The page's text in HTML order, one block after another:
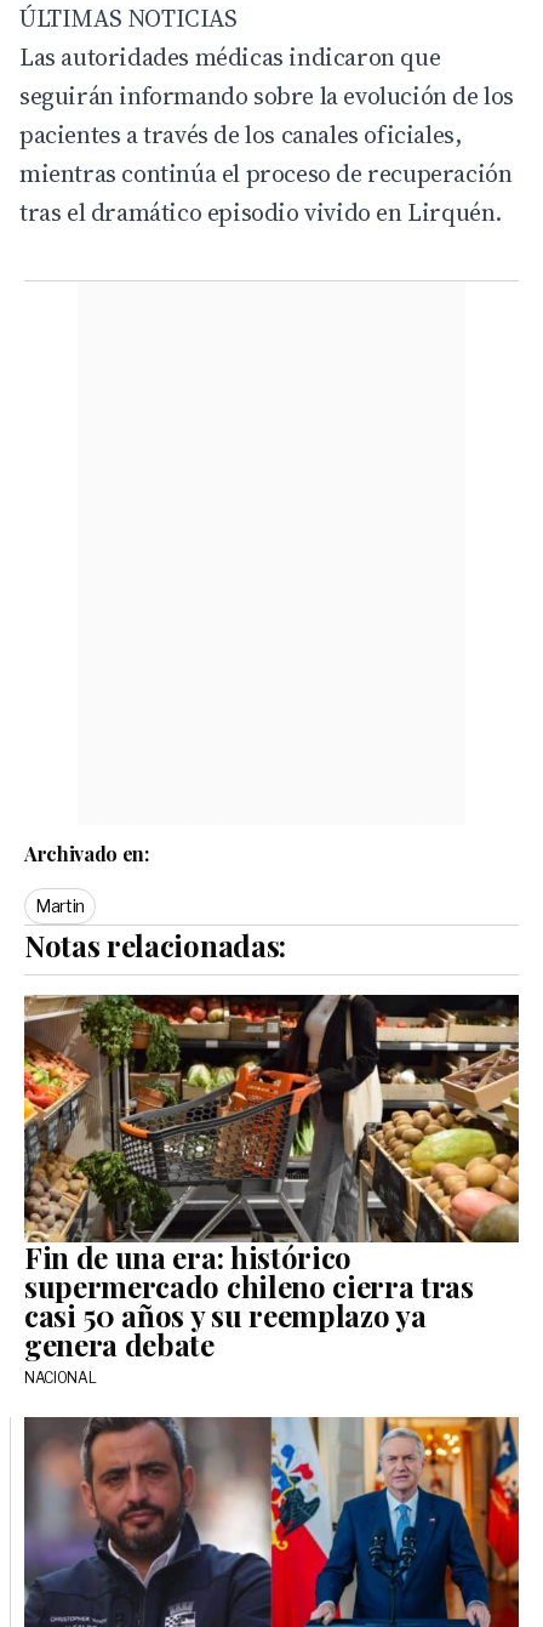
ÚLTIMAS NOTICIAS
Las autoridades médicas indicaron que
seguirán informando sobre la evolución de los
pacientes a través de los canales oficiales,
mientras continúa el proceso de recuperación
tras el dramático episodio vivido en Lirquén.
Archivado en:
Martin
Notas relacionadas:
Fin de una era: histórico
supermercado chileno cierra tras
casi 50 años y su reemplazo ya
genera debate
NACIONAL